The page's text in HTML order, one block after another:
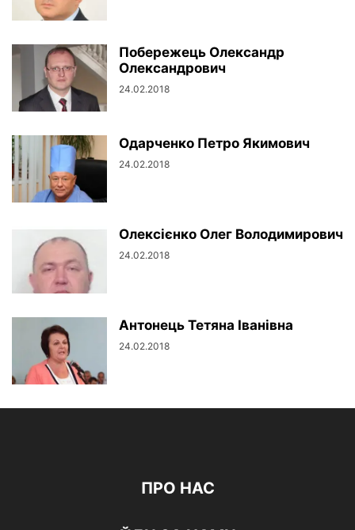
Побережець Олександр
Олександрович
24.02.2018
Одарченко Петро Якимович
24.02.2018
Олексієнко Олег Володимирович
24.02.2018
Антонець Тетяна Іванівна
24.02.2018
ПРО НАС